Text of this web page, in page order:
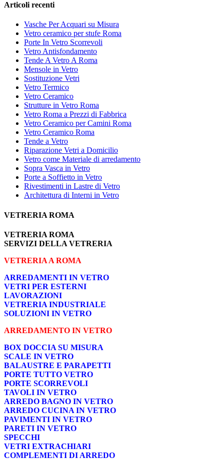
Articoli recenti
Vasche Per Acquari su Misura
Vetro ceramico per stufe Roma
Porte In Vetro Scorrevoli
Vetro Antisfondamento
Tende A Vetro A Roma
Mensole in Vetro
Sostituzione Vetri
Vetro Termico
Vetro Ceramico
Strutture in Vetro Roma
Vetro Roma a Prezzi di Fabbrica
Vetro Ceramico per Camini Roma
Vetro Ceramico Roma
Tende a Vetro
Riparazione Vetri a Domicilio
Vetro come Materiale di arredamento
Sopra Vasca in Vetro
Porte a Soffietto in Vetro
Rivestimenti in Lastre di Vetro
Architettura di Interni in Vetro
VETRERIA ROMA
VETRERIA ROMA
SERVIZI DELLA VETRERIA
VETRERIA A ROMA
ARREDAMENTI IN VETRO
VETRI PER ESTERNI
LAVORAZIONI
VETRERIA INDUSTRIALE
SOLUZIONI IN VETRO
ARREDAMENTO IN VETRO
BOX DOCCIA SU MISURA
SCALE IN VETRO
BALAUSTRE E PARAPETTI
PORTE TUTTO VETRO
PORTE SCORREVOLI
TAVOLI IN VETRO
ARREDO BAGNO IN VETRO
ARREDO CUCINA IN VETRO
PAVIMENTI IN VETRO
PARETI IN VETRO
SPECCHI
VETRI EXTRACHIARI
COMPLEMENTI DI ARREDO